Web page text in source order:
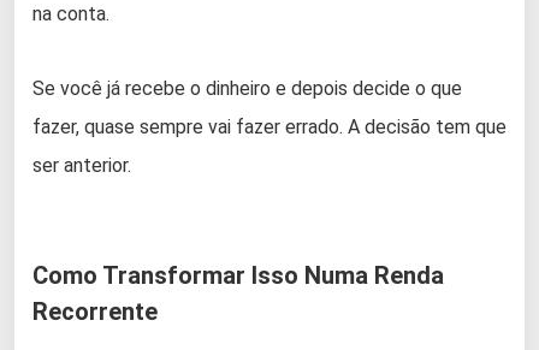
na conta.
Se você já recebe o dinheiro e depois decide o que
fazer, quase sempre vai fazer errado. A decisão tem que
ser anterior.
Como Transformar Isso Numa Renda
Recorrente